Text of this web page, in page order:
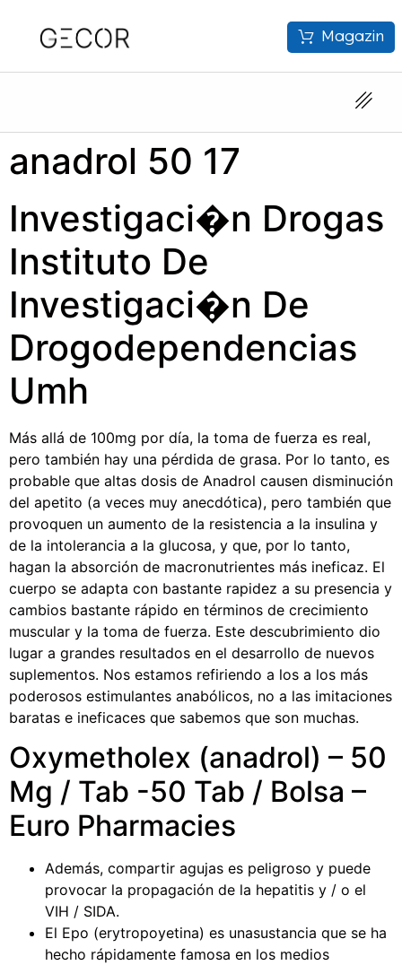
Magazin
anadrol 50 17
Investigaci�n Drogas
Instituto De
Investigaci�n De
Drogodependencias
Umh
Más allá de 100mg por día, la toma de fuerza es real,
pero también hay una pérdida de grasa. Por lo tanto, es
probable que altas dosis de Anadrol causen disminución
del apetito (a veces muy anecdótica), pero también que
provoquen un aumento de la resistencia a la insulina y
de la intolerancia a la glucosa, y que, por lo tanto,
hagan la absorción de macronutrientes más ineficaz. El
cuerpo se adapta con bastante rapidez a su presencia y
cambios bastante rápido en términos de crecimiento
muscular y la toma de fuerza. Este descubrimiento dio
lugar a grandes resultados en el desarrollo de nuevos
suplementos. Nos estamos refiriendo a los a los más
poderosos estimulantes anabólicos, no a las imitaciones
baratas e ineficaces que sabemos que son muchas.
Oxymetholex (anadrol) – 50
Mg / Tab -50 Tab / Bolsa –
Euro Pharmacies
Además, compartir agujas es peligroso y puede
provocar la propagación de la hepatitis y / o el
VIH / SIDA.
El Epo (erytropoyetina) es unasustancia que se ha
hecho rápidamente famosa en los medios